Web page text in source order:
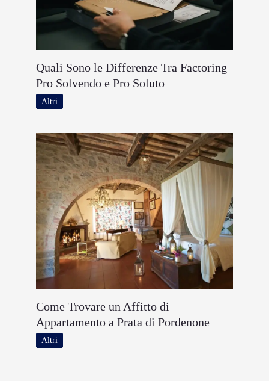
Quali Sono le Differenze Tra Factoring
Pro Solvendo e Pro Soluto
Altri
Come Trovare un Affitto di
Appartamento a Prata di Pordenone
Altri